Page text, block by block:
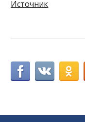
Источник